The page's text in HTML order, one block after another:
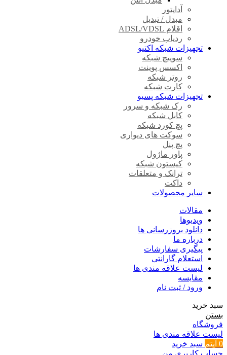
آداپتور
مبدل / تبدیل
اقلام ADSL/VDSL
ردیاب خودرو
تجهیزات شبکه اکتیو
سوییچ شبکه
اکسس پوینت
روتر شبکه
کارت شبکه
تجهیزات شبکه پسیو
رک شبکه و سرور
کابل شبکه
پچ کورد شبکه
سوکت های دیواری
پچ پنل
پاور ماژول
کیستون شبکه
ترانک و متعلقات
داکت
سایر محصولات
مقالات
ویدیوها
دانلود بروزرسانی ها
درباره ما
پیگیری سفارشات
استعلام گارانتی
لیست علاقه مندی ها
مقایسه
ورود / ثبت نام
سبد خرید
بستن
فروشگاه
لیست علاقه مندی ها
0 آیتم سبد خرید